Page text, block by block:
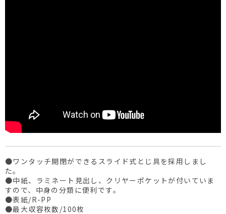
●ワンタッチ開閉ができるスライド式とじ具を採用しまし
た。
●中紙、ラミネート見出し、クリヤーポケットが付いていま
すので、中身の分類に便利です。
●表紙/R-PP
●最大収容枚数/100枚